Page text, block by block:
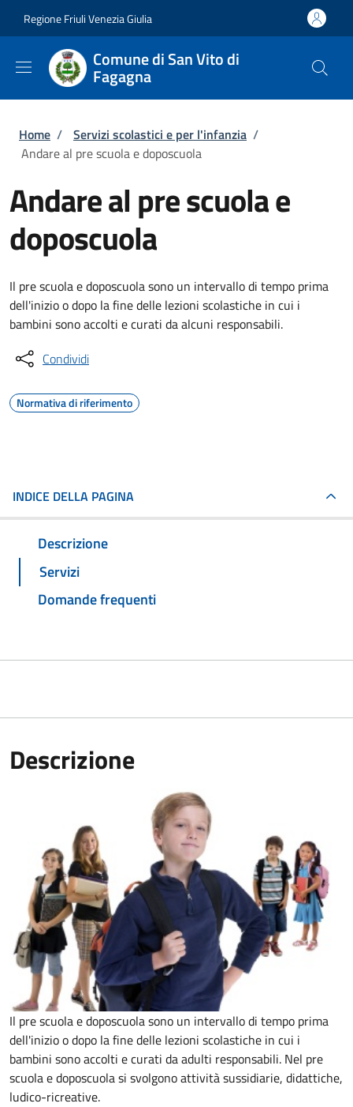
Regione Friuli Venezia Giulia
Comune di San Vito di
Fagagna
Briciole di pane
Home / Servizi scolastici e per l'infanzia /
Andare al pre scuola e doposcuola
Andare al pre scuola e
doposcuola
Il pre scuola e doposcuola sono un intervallo di tempo prima
dell'inizio o dopo la fine delle lezioni scolastiche in cui i
bambini sono accolti e curati da alcuni responsabili.
Condividi
Normativa di riferimento
INDICE DELLA PAGINA
Descrizione
Servizi
Domande frequenti
Descrizione
Il pre scuola e doposcuola sono un intervallo di tempo prima
dell'inizio o dopo la fine delle lezioni scolastiche in cui i
bambini sono accolti e curati da adulti responsabili. Nel pre
scuola e doposcuola si svolgono attività sussidiarie, didattiche,
ludico-ricreative.